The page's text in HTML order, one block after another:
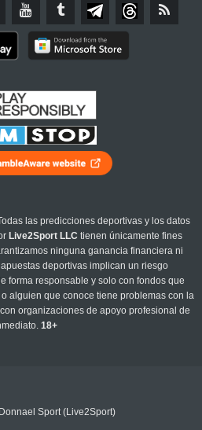
las predicciones deportivas y los datos
Live2Sport LLC tienen únicamente fines
ninguna ganancia financiera ni
deportivas implican un riesgo
forma responsable y solo con fondos que
alguien que conoce tiene problemas con la
organizaciones de apoyo profesional de
18+
Sport (Live2Sport)